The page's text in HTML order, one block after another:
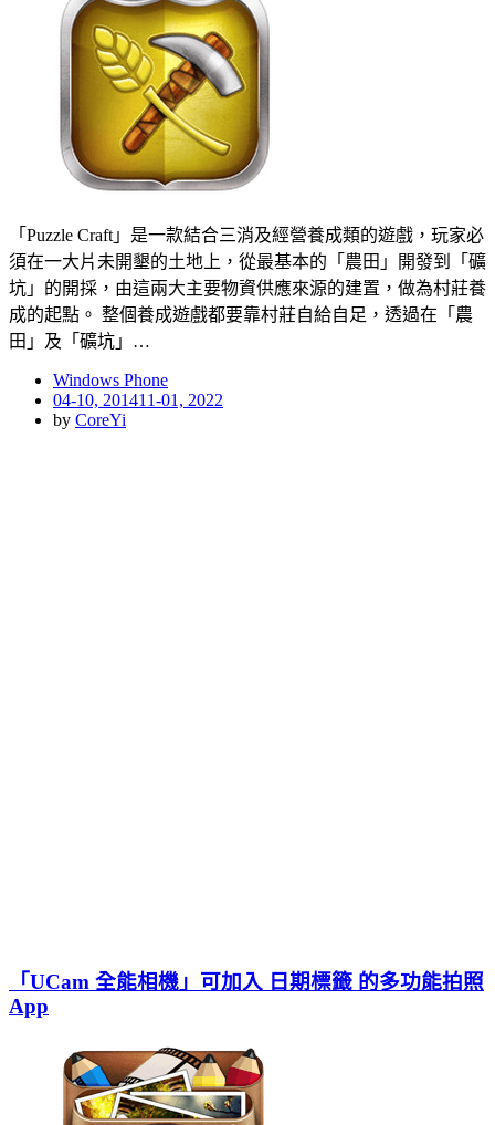
「Puzzle Craft」是一款結合三消及經營養成類的遊戲，玩家必
須在一大片未開墾的土地上，從最基本的「農田」開發到「礦
坑」的開採，由這兩大主要物資供應來源的建置，做為村莊養
成的起點。 整個養成遊戲都要靠村莊自給自足，透過在「農
田」及「礦坑」…
Windows Phone
Posted
on
04-10, 201411-01, 2022
by CoreYi
「UCam 全能相機」可加入 日期標籤 的多功能拍照
App